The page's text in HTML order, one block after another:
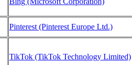
Pinterest (Pinterest Europe Ltd.)
TikTok (TikTok Technology Limited)